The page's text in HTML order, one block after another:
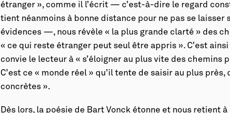
étranger », comme il l’écrit — c’est-à-dire le regard
tient néanmoins à bonne distance pour ne pas se laisser
évidences —, nous révèle « la plus grande clarté » des
« ce qui reste étranger peut seul être appris ». C’est
convie le lecteur à « s’éloigner au plus vite des chemins
C’est ce « monde réel » qu’il tente de saisir au plus
concrètes ».
Dès lors, la poésie de Bart Vonck étonne et nous retient